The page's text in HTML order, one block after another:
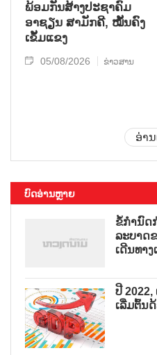
ພ້ອມກັນສ້າງປະຊາຄົມ
ອາຊຽນ ສາມັກຄີ, ໝັ້ນຄົງ
ເຂັ້ມແຂງ
05/08/2026 ຂ່າວສານ
ອ່າ
ບົດອ່ານຫຼາຍ
ຂໍ້ກຳນົດ
ລະບາດ
ເດີນທາ
ປີ
ເລີ່ມຕົ້ນ